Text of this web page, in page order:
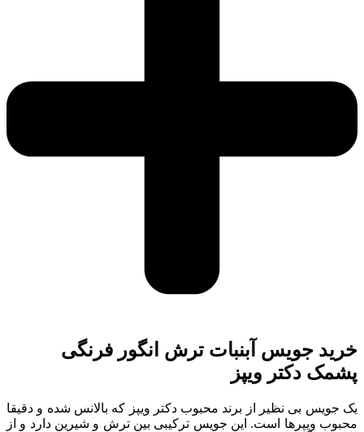
خرید جویس آبنبات ترش انگور فرنگی
پشمک دکتر ویپز
یک جویس بی نظیر از برند محبوب دکتر ویپز که بالانس شده و دقیقا
محبوب ویپرها است. این جویس ترکیبی بین ترش و شیرین دارد و از